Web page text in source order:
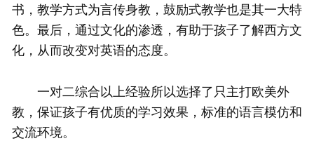
书，教学方式为言传身教，鼓励式教学也是其一大特
色。最后，通过文化的渗透，有助于孩子了解西方文
化，从而改变对英语的态度。
一对二综合以上经验所以选择了只主打欧美外
教，保证孩子有优质的学习效果，标准的语言模仿和
交流环境。